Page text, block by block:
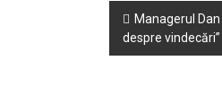
Post
navigation
Managerul
despre vindecări”